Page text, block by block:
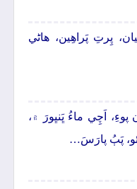
پِرتِ پَراھِين، ھاڻي
اَچِي ماءُ ڀَنڀورَ ۾،
پَٻُ پارَسَ…